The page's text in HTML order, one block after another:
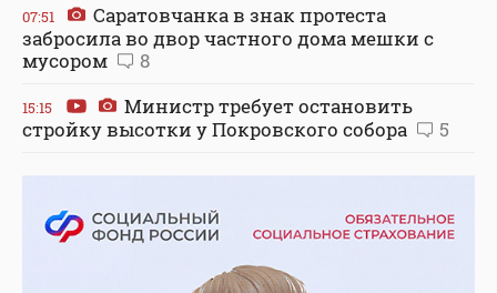
07:51
Саратовчанка в знак протеста
забросила во двор частного дома мешки с
мусором
8
15:15
Министр требует остановить
стройку высотки у Покровского собора
5